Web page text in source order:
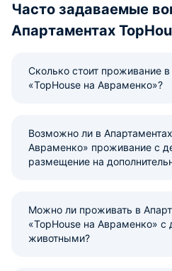
Часто задаваемые
Апартаментах
Сколько стоит проживание
«TopHouse на Авраменко»?
Возможно ли в
Авраменко» проживание с
размещение на
Можно ли проживать в
«TopHouse на Авраменко»
животными?